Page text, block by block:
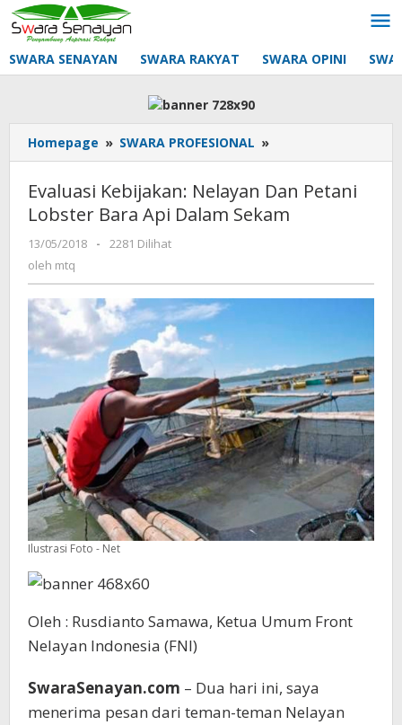
Lewati
ke
konten
SWARA SENAYAN SWARA RAKYAT SWARA OPINI
Homepage » SWARA PROFESIONAL »
Kebijakan:
Dan
Petani
Evaluasi Kebijakan: Nelayan Dan Petani
Lobster Bara Api Dalam Sekam
13/05/2018
oleh
-
2281 Dilihat
oleh mtq
Ilustrasi Foto - Net
Oleh : Rusdianto Samawa, Ketua Umum Front
Nelayan Indonesia (FNI)
SwaraSenayan.com – Dua hari ini, saya
menerima pesan dari teman-teman Nelayan